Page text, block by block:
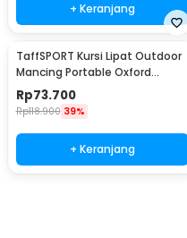
+ Keranjang
TaffSPORT Kursi Lipat Outdoor
Mancing Portable Oxford
Folding Chair - YYY002
Rp73.700
Rp118.900 39%
+ Keranjang